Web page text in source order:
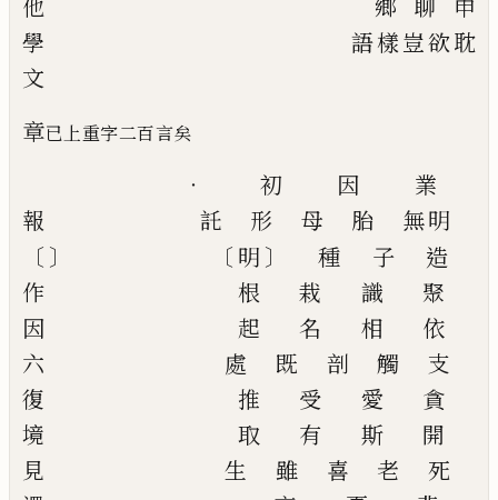
他
鄉 聊 申
學
語樣豈欲耽
文
章已上重字二百言矣
‧ 初 因
業
報
託 形 母 胎
無明
〔 〕 〔 明 〕 種 子
造
作
根 栽 識
聚
因
起 名 相
依
六
處 既 剖 觸
支
復
推 受 愛
貪
境
取 有 斯
開
見
生 雖 喜 老
死